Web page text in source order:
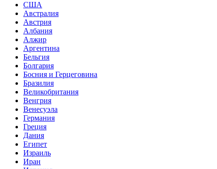
США
Австралия
Австрия
Албания
Алжир
Аргентина
Бельгия
Болгария
Босния и Герцеговина
Бразилия
Великобритания
Венгрия
Венесуэла
Германия
Греция
Дания
Египет
Израиль
Иран